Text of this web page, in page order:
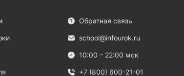
Обратная связь
school@infourok.ru
10:00 – 22:00 мск
+7 (800) 600-21-01